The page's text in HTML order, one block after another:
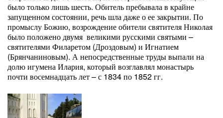
было только лишь шесть. Обитель пребывала в крайне
запущенном состоянии, речь шла даже о ее закрытии. По
промыслу Божию, возрождение обители святителя Николая
было положено двумя великими русскими святыми –
святителями Филаретом (Дроздовым) и Игнатием
(Брянчаниновым). А непосредственные труды выпали на
долю игумена Илария, который возглавлял монастырь
почти восемнадцать лет – с 1834 по 1852 гг.